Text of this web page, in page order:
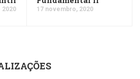
2020 17 novembro, 2020